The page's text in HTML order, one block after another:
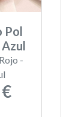
Pol
-